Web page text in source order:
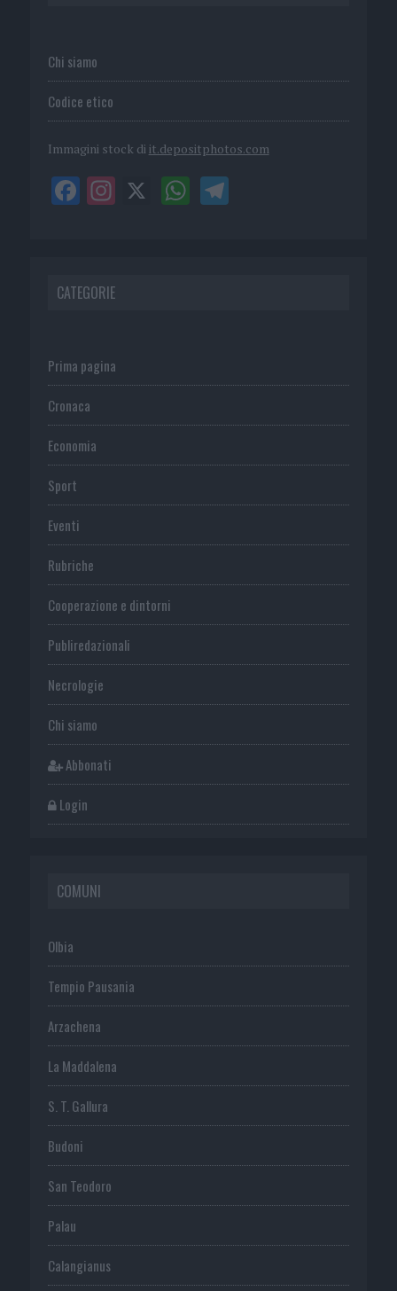
Chi siamo
Codice etico
Immagini stock di it.depositphotos.com
CATEGORIE
Prima pagina
Cronaca
Economia
Sport
Eventi
Rubriche
Cooperazione e dintorni
Publiredazionali
Necrologie
Chi siamo
Abbonati
Login
COMUNI
Olbia
Tempio Pausania
Arzachena
La Maddalena
S. T. Gallura
Budoni
San Teodoro
Palau
Calangianus